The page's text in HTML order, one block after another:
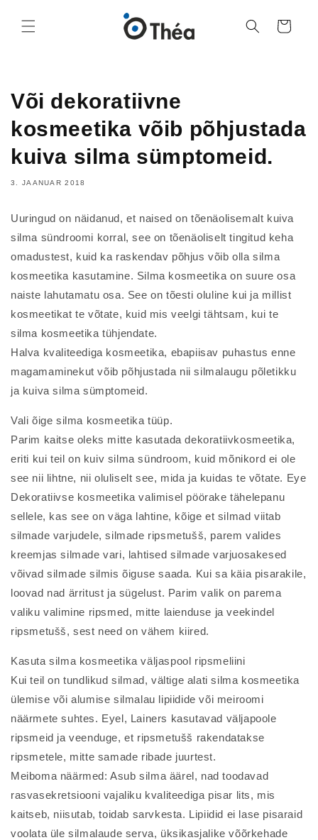
Ostukorv
Või dekoratiivne
kosmeetika võib põhjustada
kuiva silma sümptomeid.
3. JAANUAR 2018
Uuringud on näidanud, et naised on tõenäolisemalt kuiva
silma sündroomi korral, see on tõenäoliselt tingitud keha
omadustest, kuid ka raskendav põhjus võib olla silma
kosmeetika kasutamine. Silma kosmeetika on suure osa
naiste lahutamatu osa. See on tõesti oluline kui ja millist
kosmeetikat te võtate, kuid mis veelgi tähtsam, kui te
silma kosmeetika tühjendate.
Halva kvaliteediga kosmeetika, ebapiisav puhastus enne
magamaminekut võib põhjustada nii silmalaugu põletikku
ja kuiva silma sümptomeid.
Vali õige silma kosmeetika tüüp.
Parim kaitse oleks mitte kasutada dekoratiivkosmeetika,
eriti kui teil on kuiv silma sündroom, kuid mõnikord ei ole
see nii lihtne, nii oluliselt see, mida ja kuidas te võtate. Eye
Dekoratiivse kosmeetika valimisel pöörake tähelepanu
sellele, kas see on väga lahtine, kõige et silmad viitab
silmade varjudele, silmade ripsmetušš, parem valides
kreemjas silmade vari, lahtised silmade varjuosakesed
võivad silmade silmis õiguse saada. Kui sa käia pisarakile,
loovad nad ärritust ja sügelust. Parim valik on parema
valiku valimine ripsmed, mitte laienduse ja veekindel
ripsmetušš, sest need on vähem kiired.
Kasuta silma kosmeetika väljaspool ripsmeliini
Kui teil on tundlikud silmad, vältige alati silma kosmeetika
ülemise või alumise silmalau lipiidide või meiroomi
näärmete suhtes. Eyel, Lainers kasutavad väljapoole
ripsmeid ja veenduge, et ripsmetušš rakendatakse
ripsmetele, mitte samade ribade juurtest.
Meiboma näärmed: Asub silma äärel, nad toodavad
rasvasekretsiooni vajaliku kvaliteediga pisar lits, mis
kaitseb, niisutab, toidab sarvkesta. Lipiidid ei lase pisaraid
voolata üle silmalaude serva, üksikasjalike võõrkehade